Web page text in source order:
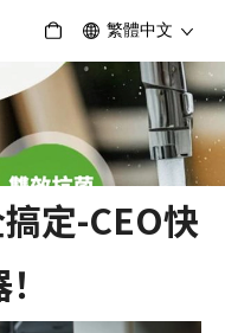
繁體中文
定-CEO快